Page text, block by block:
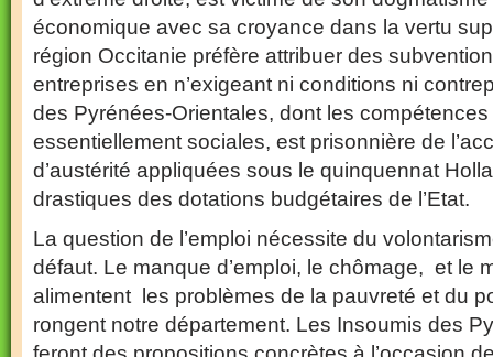
économique avec sa croyance dans la vertu
région Occitanie préfère attribuer des
entreprises en n’exigeant ni conditions ni
des Pyrénées-Orientales, dont les
essentiellement sociales, est prisonnière de
d’austérité appliquées sous le quinquennat
drastiques des dotations budgétaires de l’Etat.
La question de l’emploi nécessite du
défaut. Le manque d’emploi, le chômage, et le
alimentent les problèmes de la pauvreté et du
rongent notre département. Les Insoumis des